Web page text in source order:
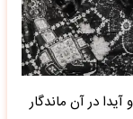
در آن ماندگار